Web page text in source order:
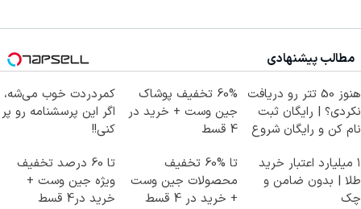
مطالب پیشنهادی
هنوز 50 تتر رو دریافت
نکردی؟ | رایگان ثبت
نام کن و رایگان شروع
60% تخفیف پوشاک
جین وست + خرید در
4 قسط
کمردردت خوب می‌شه،
اگر این پرسشنامه رو پر
کنی!!
۱ میلیارد اعتبار خرید
طلا | بدون ضامن و
چک
تا %60 تخفیف
محصولات جین وست
+ خرید در 4 قسط
تا 60 درصد تخفیف
ویژه جین وست +
خرید در4 قسط